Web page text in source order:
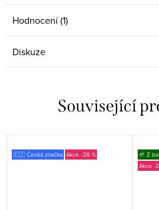
Hodnocení (1)
Diskuze
Související
🇨🇿 Česká značka -28 % 🌱 Z
-